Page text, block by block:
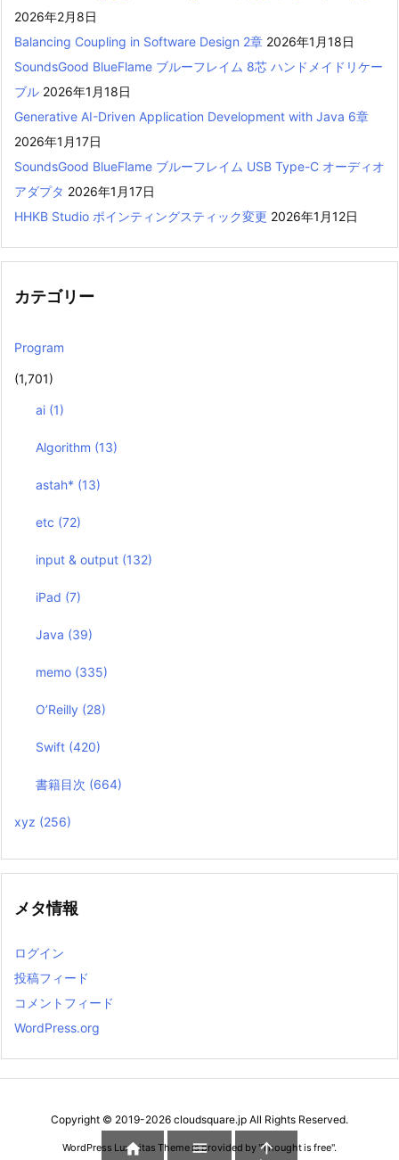
2026年2月8日
Balancing Coupling in Software Design 2章 2026年1月18日
SoundsGood BlueFlame ブルーフレイム 8芯 ハンドメイドリケー
ブル 2026年1月18日
Generative AI-Driven Application Development with Java 6章
2026年1月17日
SoundsGood BlueFlame ブルーフレイム USB Type-C オーディオ
アダプタ 2026年1月17日
HHKB Studio ポインティングスティック変更 2026年1月12日
カテゴリー
Program
(1,701)
ai (1)
Algorithm (13)
astah* (13)
etc (72)
input & output (132)
iPad (7)
Java (39)
memo (335)
O’Reilly (28)
Swift (420)
書籍目次 (664)
xyz (256)
メタ情報
ログイン
投稿フィード
コメントフィード
WordPress.org
Copyright © 2019-2026 cloudsquare.jp All Rights Reserved.
WordPress Luxeritas Theme is provided by "Thought is free".
  